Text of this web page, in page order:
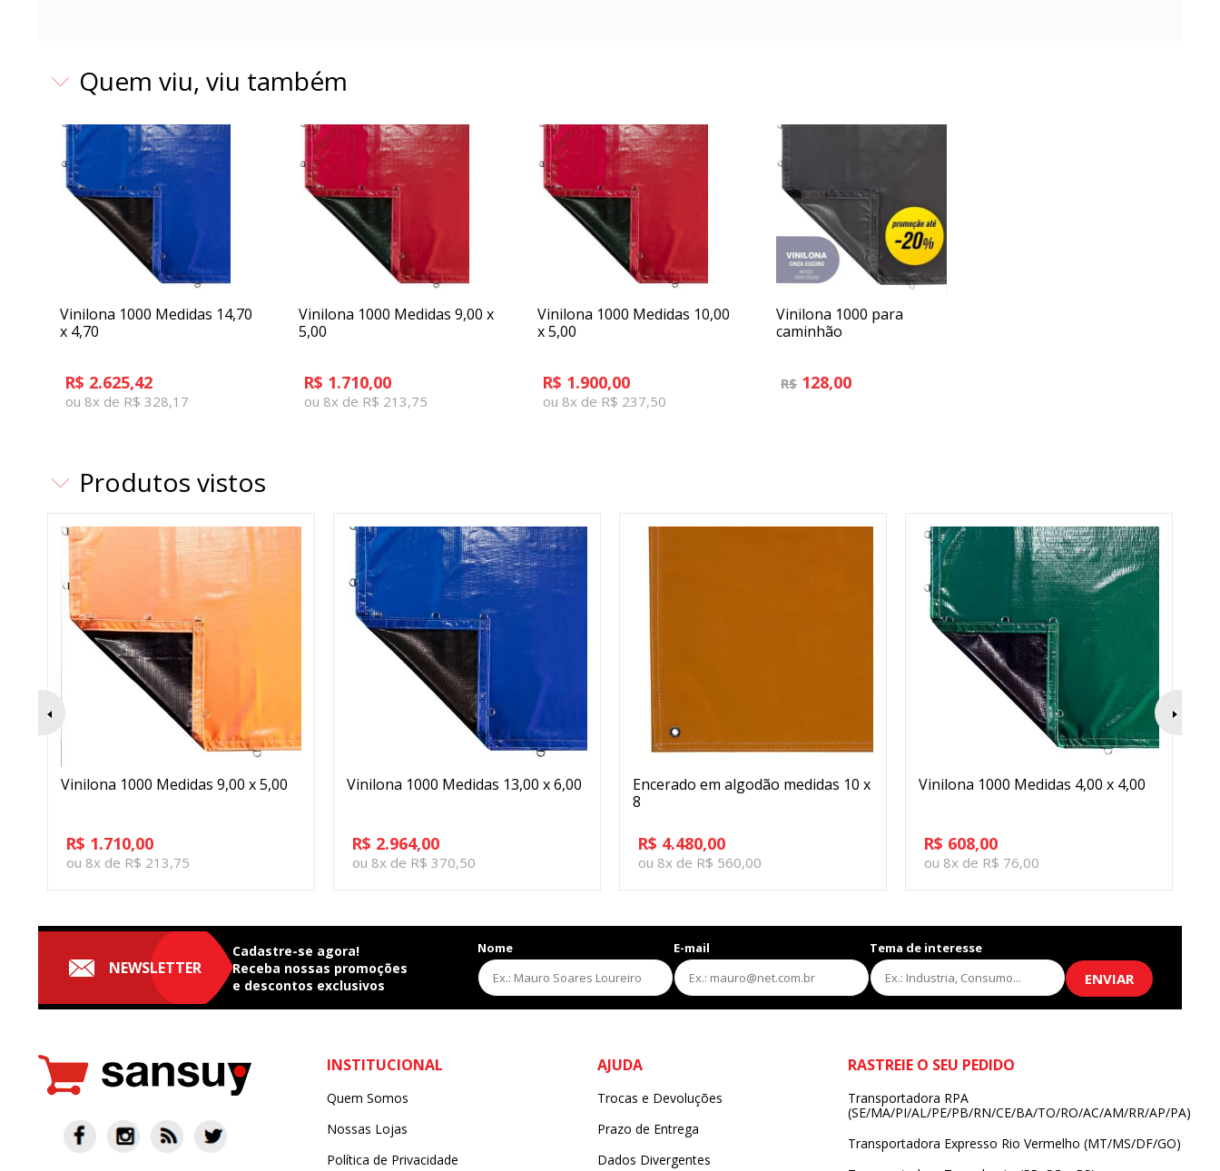
Quem viu, viu também
Vinilona 1000 Medidas 14,70
x 4,70
R$ 2.625,42
ou 8x de R$ 328,17
Vinilona 1000 Medidas 9,00 x
5,00
R$ 1.710,00
ou 8x de R$ 213,75
Vinilona 1000 Medidas 10,00
x 5,00
R$ 1.900,00
ou 8x de R$ 237,50
Vinilona 1000 para
caminhão
R$ 128,00
Produtos vistos
Vinilona 1000 Medidas 9,00 x 5,00
R$ 1.710,00
ou 8x de R$ 213,75
Vinilona 1000 Medidas 13,00 x 6,00
R$ 2.964,00
ou 8x de R$ 370,50
Encerado em algodão medidas 10 x
8
R$ 4.480,00
ou 8x de R$ 560,00
Vinilona 1000 Medidas 4,00 x 4,00
R$ 608,00
ou 8x de R$ 76,00
NEWSLETTER
Cadastre-se agora!
Receba nossas promoções
e descontos exclusivos
Nome E-mail Tema de interesse
ENVIAR
INSTITUCIONAL
Quem Somos
Nossas Lojas
Política de Privacidade
AJUDA
Trocas e Devoluções
Prazo de Entrega
Dados Divergentes
RASTREIE O SEU PEDIDO
Transportadora RPA
(SE/MA/PI/AL/PE/PB/RN/CE/BA/TO/RO/AC/AM/RR/AP/PA)
Transportadora Expresso Rio Vermelho (MT/MS/DF/GO)